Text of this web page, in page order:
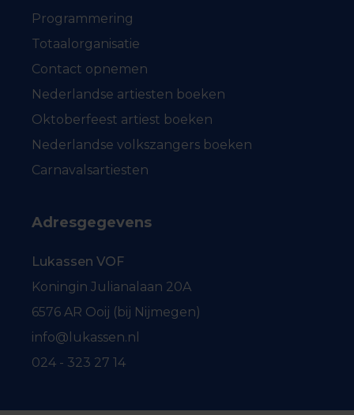
Programmering
Totaalorganisatie
Contact opnemen
Nederlandse artiesten boeken
Oktoberfeest artiest boeken
Nederlandse volkszangers boeken
Carnavalsartiesten
Adresgegevens
Lukassen VOF
Koningin Julianalaan 20A
6576 AR Ooij (bij Nijmegen)
info@lukassen.nl
024 - 323 27 14